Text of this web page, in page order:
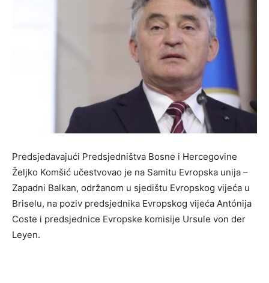
Predsjedavajući Predsjedništva Bosne i Hercegovine
Željko Komšić učestvovao je na Samitu Evropska unija –
Zapadni Balkan, održanom u sjedištu Evropskog vijeća u
Briselu, na poziv predsjednika Evropskog vijeća Antónija
Coste i predsjednice Evropske komisije Ursule von der
Leyen.